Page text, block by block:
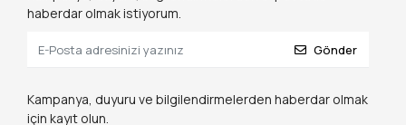
haberdar olmak istiyorum.
Gönder
Kampanya, duyuru ve bilgilendirmelerden haberdar olmak
için kayıt olun.